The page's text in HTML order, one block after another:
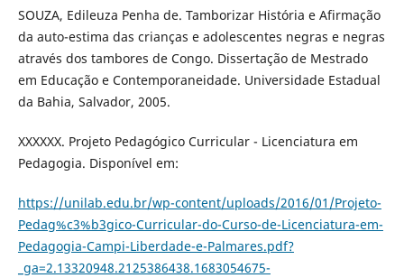
SOUZA, Edileuza Penha de. Tamborizar História e Afirmação
da auto-estima das crianças e adolescentes negras e negras
através dos tambores de Congo. Dissertação de Mestrado
em Educação e Contemporaneidade. Universidade Estadual
da Bahia, Salvador, 2005.
XXXXXX. Projeto Pedagógico Curricular - Licenciatura em
Pedagogia. Disponível em:
https://unilab.edu.br/wp-content/uploads/2016/01/Projeto-
Pedag%c3%b3gico-Curricular-do-Curso-de-Licenciatura-em-
Pedagogia-Campi-Liberdade-e-Palmares.pdf?
_ga=2.13320948.2125386438.1683054675-